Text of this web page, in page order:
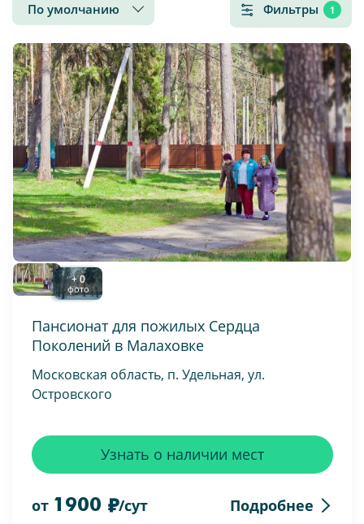
По умолчанию Фильтры 1
+ 0
фото
Пансионат для пожилых Сердца
Поколений в Малаховке
Московская область, п. Удельная, ул.
Островского
от 1900 /сут Подробнее
Узнать о наличии мест